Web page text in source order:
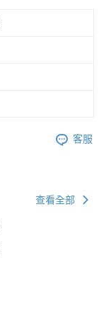
客服
查看全部